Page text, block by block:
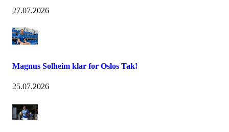
27.07.2026
Magnus Solheim klar for Oslos Tak!
25.07.2026